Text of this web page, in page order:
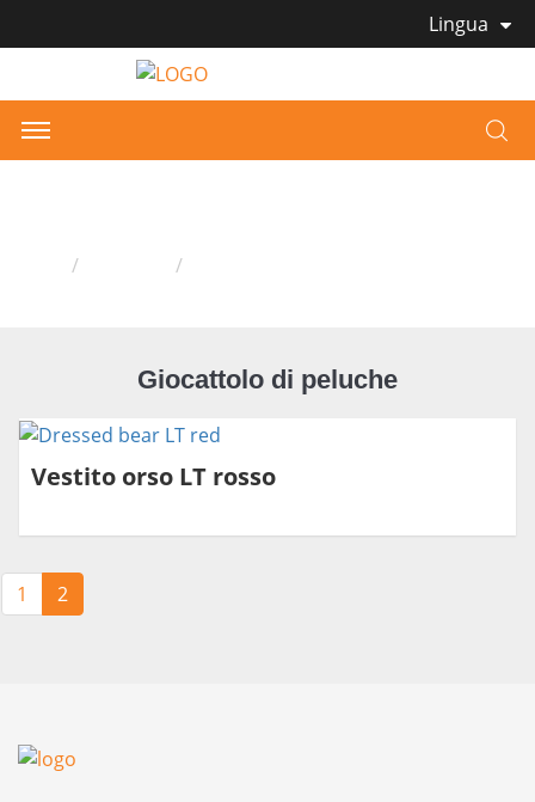
Lingua
Giocattolo di peluche
Vestito orso LT rosso
1 2